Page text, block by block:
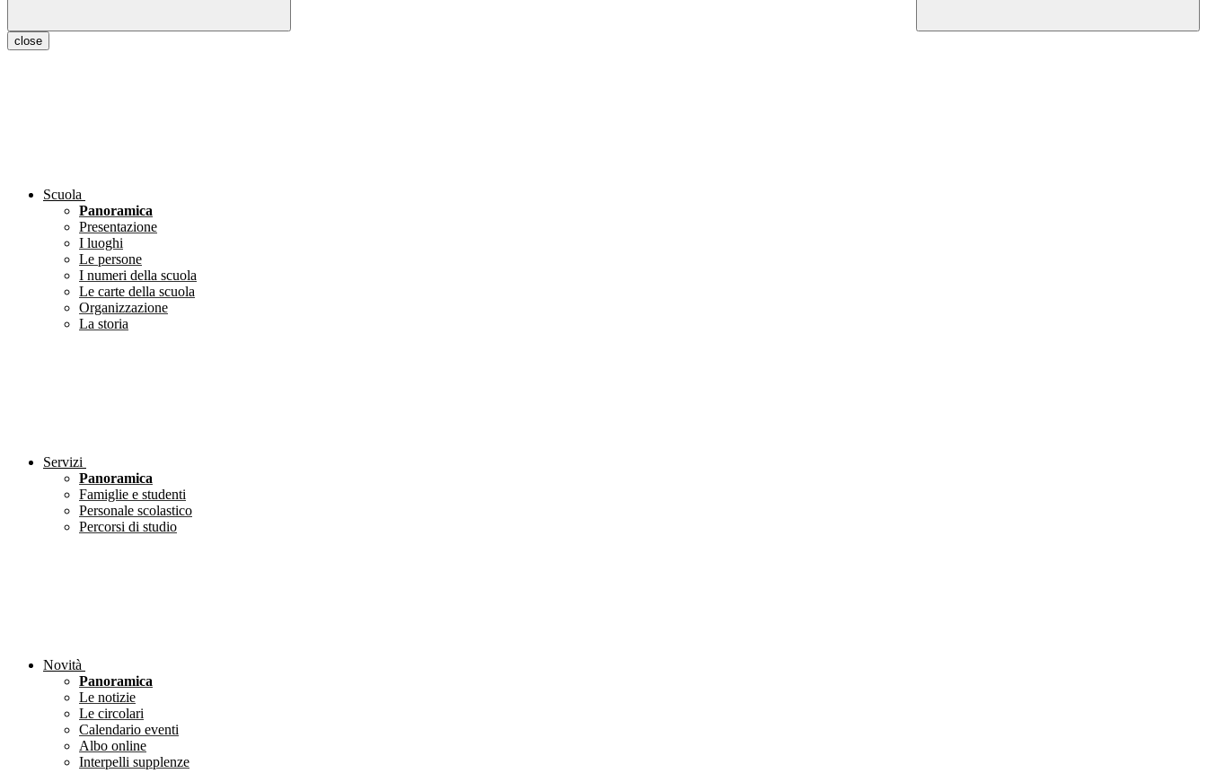
close
Scuola
Panoramica
Presentazione
I luoghi
Le persone
I numeri della scuola
Le carte della scuola
Organizzazione
La storia
Servizi
Panoramica
Famiglie e studenti
Personale scolastico
Percorsi di studio
Novità
Panoramica
Le notizie
Le circolari
Calendario eventi
Albo online
Interpelli supplenze